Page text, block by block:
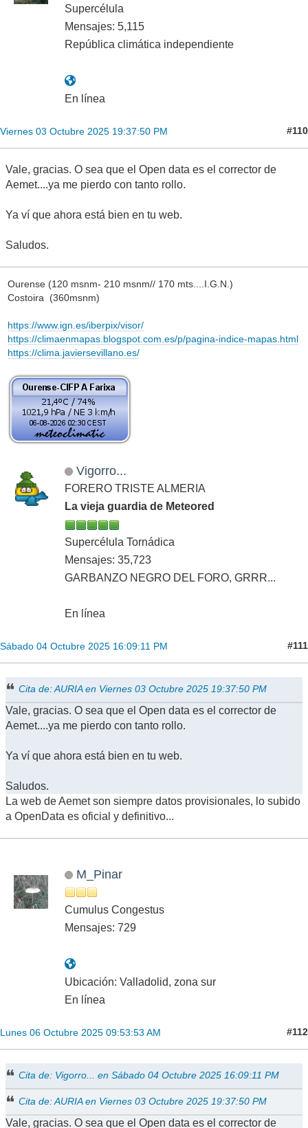
Supercélula
Mensajes: 5,115
República climática independiente
En línea
Viernes 03 Octubre 2025 19:37:50 PM #110
Vale, gracias. O sea que el Open data es el corrector de
Aemet....ya me pierdo con tanto rollo.
Ya ví que ahora está bien en tu web.
Saludos.
Ourense (120 msnm- 210 msnm// 170 mts....I.G.N.)
Costoira (360msnm)
https://www.ign.es/iberpix/visor/
https://climaenmapas.blogspot.com.es/p/pagina-indice-mapas.html
https://clima.javiersevillano.es/
Vigorro...
FORERO TRISTE ALMERIA
La vieja guardia de Meteored
Supercélula Tornádica
Mensajes: 35,723
GARBANZO NEGRO DEL FORO, GRRR...
En línea
Sábado 04 Octubre 2025 16:09:11 PM #111
Cita de: AURIA en Viernes 03 Octubre 2025 19:37:50 PM
Vale, gracias. O sea que el Open data es el corrector de
Aemet....ya me pierdo con tanto rollo.
Ya ví que ahora está bien en tu web.
Saludos.
La web de Aemet son siempre datos provisionales, lo subido
a OpenData es oficial y definitivo...
M_Pinar
Cumulus Congestus
Mensajes: 729
Ubicación: Valladolid, zona sur
En línea
Lunes 06 Octubre 2025 09:53:53 AM #112
Cita de: Vigorro... en Sábado 04 Octubre 2025 16:09:11 PM
Cita de: AURIA en Viernes 03 Octubre 2025 19:37:50 PM
Vale, gracias. O sea que el Open data es el corrector de